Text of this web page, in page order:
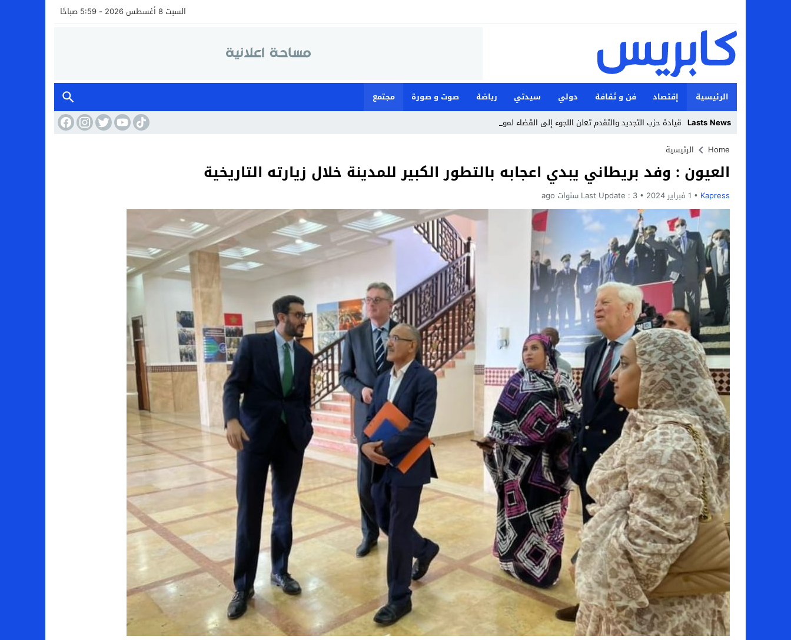
السبت 8 أغسطس 2026 - 5:59 صباحًا
الرئيسية إقتصاد فن و ثقافة دولي سيدتي رياضة صوت و صورة
مجتمع
Lasts News قيادة حزب التجديد والتقدم تعلن اللجوء إلى القضاء لمواجهة ما وصفته بـ”ا_
Stop
Previous
Next
Home الرئيسية
العيون : وفد بريطاني يبدي اعجابه بالتطور الكبير للمدينة خلال زيارته التاريخية
Kapress 1 فبراير 2024 Last Update : 3 سنوات ago